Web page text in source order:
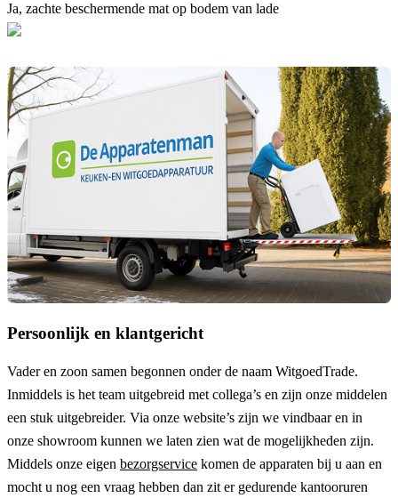
Ja, zachte beschermende mat op bodem van lade
Persoonlijk en klantgericht
Vader en zoon samen begonnen onder de naam WitgoedTrade.
Inmiddels is het team uitgebreid met collega’s en zijn onze middelen
een stuk uitgebreider. Via onze website’s zijn we vindbaar en in
onze showroom kunnen we laten zien wat de mogelijkheden zijn.
Middels onze eigen bezorgservice komen de apparaten bij u aan en
mocht u nog een vraag hebben dan zit er gedurende kantooruren